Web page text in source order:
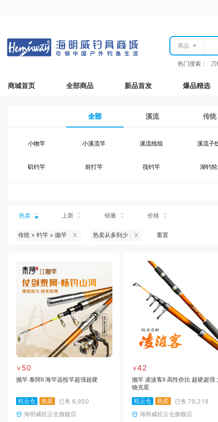
商品
热门搜索：
商城首页 全部商品 新品首发 爆品精选
全部 溪流 传统
小物竿 小溪流竿 溪流线组 溪流子
矶钓竿 前打竿 筏钓竿 湖钓轮
台钓仕挂 台钓钩
钓鱼伞 台钓服饰 台钓装备
黑坑钓灯
黑坑饵料 马口竿
路亚装备 海钓竿 海钓轮
热卖 上新 销量 价格
传统 > 钓竿 > 抛竿 热卖从多到少 重置
￥ 50
抛竿 泰阿II 海竿远投竿超强超硬
杭云仓 热卖 已售 6,950
海明威杭云仓旗舰店
￥ 42
抛竿 凌波客II 高性价比 超硬超强
物克星
杭云仓
热卖 已售 79,218
海明威杭云仓旗舰店